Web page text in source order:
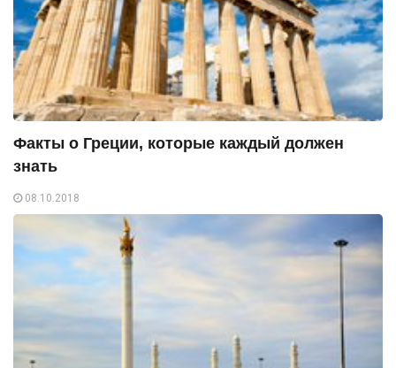
Факты о Греции, которые каждый должен
знать
08.10.2018